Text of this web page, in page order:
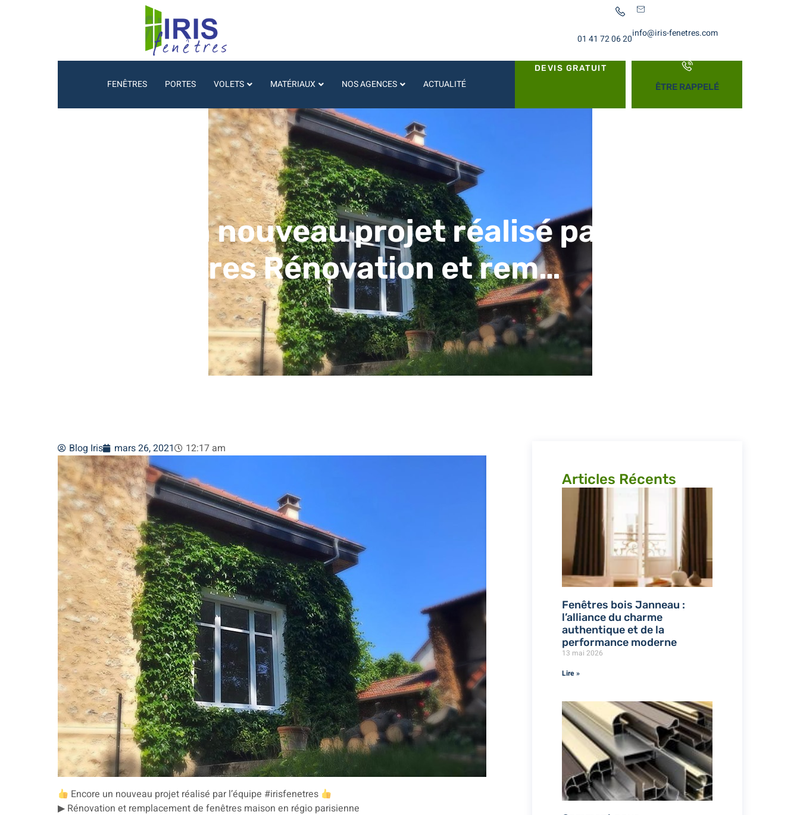
01 41 72 06 20info@iris-fenetres.com
FENÊTRES PORTES VOLETS MATÉRIAUX NOS AGENCES ACTUALITÉ
DEVIS GRATUIT
ÊTRE RAPPELÉ
Encore un nouveau projet réalisé par l’équipe
#irisfenetres Rénovation et rem…
Blog Iris mars 26, 2021 12:17 am
Encore un nouveau projet réalisé par l’équipe #irisfenetres
▶ Rénovation et remplacement de fenêtres maison en régio parisienne
Articles Récents
Fenêtres bois Janneau :
l’alliance du charme
authentique et de la
performance moderne
13 mai 2026
Lire »